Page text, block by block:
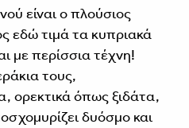
είναι ο πλούσιος
εδώ τιμά τα κυπριακά
με περίσσια τέχνη!
τους,
ορεκτικά όπως ξιδάτα,
δυόσμο και